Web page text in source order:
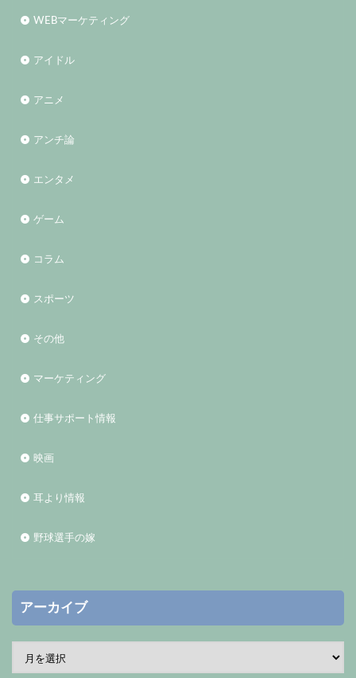
WEBマーケティング
アイドル
アニメ
アンチ論
エンタメ
ゲーム
コラム
スポーツ
その他
マーケティング
仕事サポート情報
映画
耳より情報
野球選手の嫁
アーカイブ